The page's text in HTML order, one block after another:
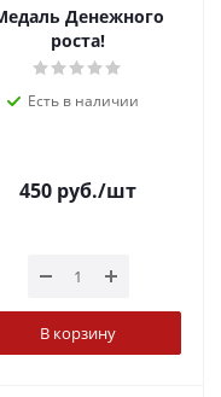
Денежного
роста!
Есть в наличии
450 руб./шт
В корзину